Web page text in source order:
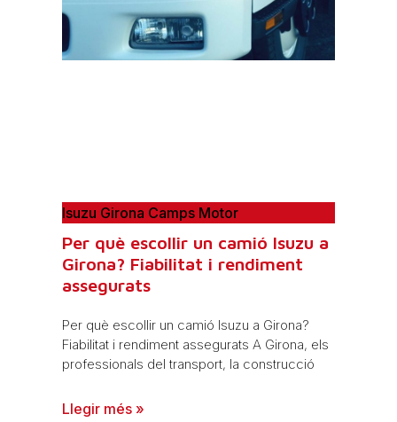
Isuzu Girona Camps Motor
Per què escollir un camió Isuzu a
Girona? Fiabilitat i rendiment
assegurats
Per què escollir un camió Isuzu a Girona?
Fiabilitat i rendiment assegurats A Girona, els
professionals del transport, la construcció
Llegir més »